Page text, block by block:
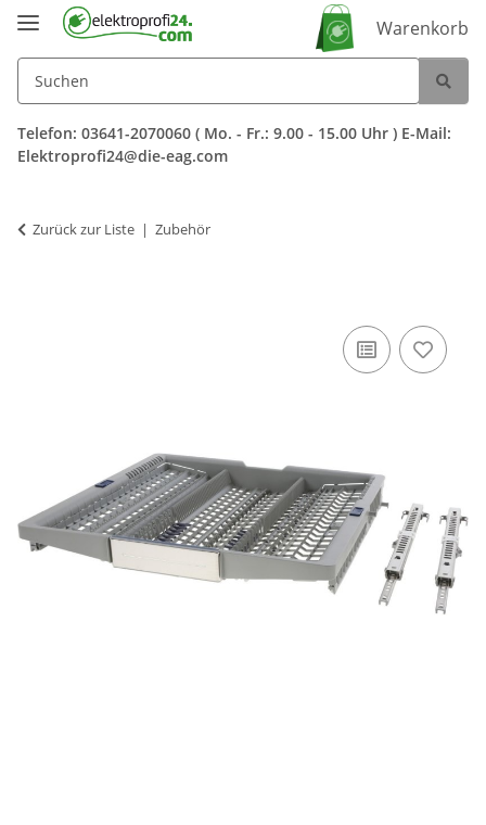
Warenkorb
Telefon: 03641-2070060 ( Mo. - Fr.: 9.00 - 15.00 Uhr ) E-Mail:
Elektroprofi24@die-eag.com
Zurück zur Liste Zubehör